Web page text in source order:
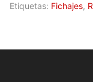
Etiquetas: Fichajes,